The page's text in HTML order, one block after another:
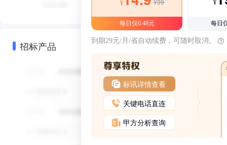
招标产品
¥
每日仅0.48元
¥
每日
到期29元/月/省自动续费，可随时取消。
标讯详情查看
关键电话直连
甲方分析查询